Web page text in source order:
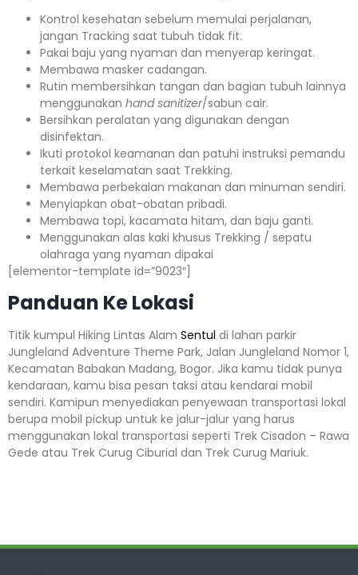
Kontrol kesehatan sebelum memulai perjalanan,
jangan Tracking saat tubuh tidak fit.
Pakai baju yang nyaman dan menyerap keringat.
Membawa masker cadangan.
Rutin membersihkan tangan dan bagian tubuh lainnya
menggunakan hand sanitizer/sabun cair.
Bersihkan peralatan yang digunakan dengan
disinfektan.
Ikuti protokol keamanan dan patuhi instruksi pemandu
terkait keselamatan saat Trekking.
Membawa perbekalan makanan dan minuman sendiri.
Menyiapkan obat-obatan pribadi.
Membawa topi, kacamata hitam, dan baju ganti.
Menggunakan alas kaki khusus Trekking / sepatu
olahraga yang nyaman dipakai
[elementor-template id=”9023″]
Panduan Ke Lokasi
Titik kumpul Hiking Lintas Alam Sentul di lahan parkir
Jungleland Adventure Theme Park, Jalan Jungleland Nomor 1,
Kecamatan Babakan Madang, Bogor. Jika kamu tidak punya
kendaraan, kamu bisa pesan taksi atau kendarai mobil
sendiri. Kamipun menyediakan penyewaan transportasi lokal
berupa mobil pickup untuk ke jalur-jalur yang harus
menggunakan lokal transportasi seperti Trek Cisadon – Rawa
Gede atau Trek Curug Ciburial dan Trek Curug Mariuk.